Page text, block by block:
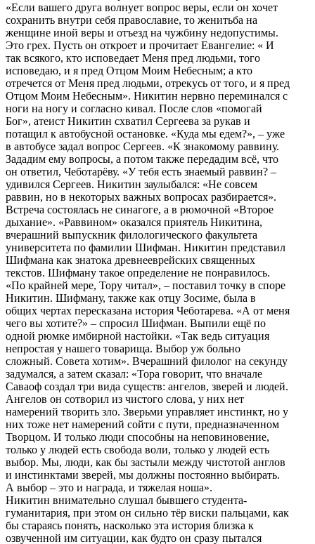
«Если вашего друга волнует вопрос веры, если он хочет
сохранить внутри себя православие, то женитьба на
женщине иной веры и отъезд на чужбину недопустимы.
Это грех. Пусть он откроет и прочитает Евангелие: « И
так всякого, кто исповедает Меня пред людьми, того
исповедаю, и я пред Отцом Моим Небесным; а кто
отречется от Меня пред людьми, отрекусь от того, и я пред
Отцом Моим Небесным». Никитин нервно переминался с
ноги на ногу и согласно кивал. После слов «помогай
Бог», атеист Никитин схватил Сергеева за рукав и
потащил к автобусной остановке. «Куда мы едем?», – уже
в автобусе задал вопрос Сергеев. «К знакомому раввину.
Зададим ему вопросы, а потом также передадим всё, что
он ответил, Чеботарёву. «У тебя есть знаемый раввин? –
удивился Сергеев. Никитин заулыбался: «Не совсем
раввин, но в некоторых важных вопросах разбирается».
Встреча состоялась не синагоге, а в рюмочной «Второе
дыхание». «Раввином» оказался приятель Никитина,
вчерашний выпускник филологического факультета
университета по фамилии Шифман. Никитин представил
Шифмана как знатока древнееврейских священных
текстов. Шифману такое определение не понравилось.
«По крайней мере, Тору читал», – поставил точку в споре
Никитин. Шифману, также как отцу Зосиме, была в
общих чертах пересказана история Чеботарева. «А от меня
чего вы хотите?» – спросил Шифман. Выпили ещё по
одной рюмке имбирной настойки. «Так ведь ситуация
непростая у нашего товарища. Выбор уж больно
сложный. Совета хотим». Вчерашний филолог на секунду
задумался, а затем сказал: «Тора говорит, что вначале
Саваоф создал три вида существ: ангелов, зверей и людей.
Ангелов он сотворил из чистого слова, у них нет
намерений творить зло. Зверьми управляет инстинкт, но у
них тоже нет намерений сойти с пути, предназначенном
Творцом. И только люди способны на неповиновение,
только у людей есть свобода воли, только у людей есть
выбор. Мы, люди, как бы застыли между чистотой англов
и инстинктами зверей, мы должны постоянно выбирать.
А выбор – это и награда, и тяжелая ноша».
Никитин внимательно слушал бывшего студента-
гуманитария, при этом он сильно тёр виски пальцами, как
бы стараясь понять, насколько эта история близка к
озвученной им ситуации, как будто он сразу пытался